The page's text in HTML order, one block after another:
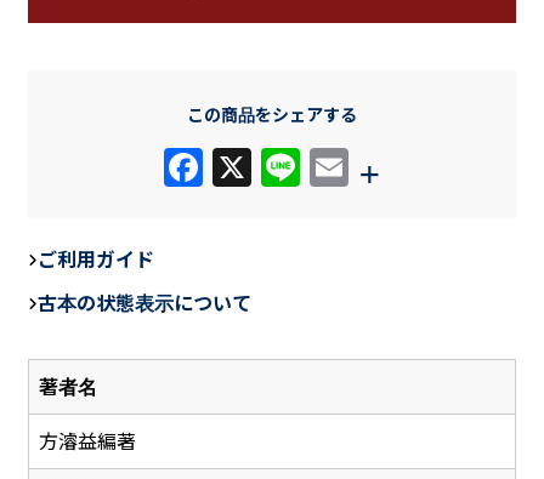
著者名
方濬益編著
この商品をシェアする
F
e
b
o
o
X Li E
+
ご利用ガイド
古本の状態表示について